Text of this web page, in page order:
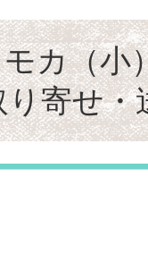
カ（小
寄せ・